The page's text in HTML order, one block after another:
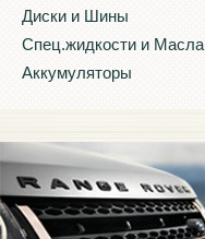
Диски и Шины
Спец.жидкости и Масла
Аккумуляторы